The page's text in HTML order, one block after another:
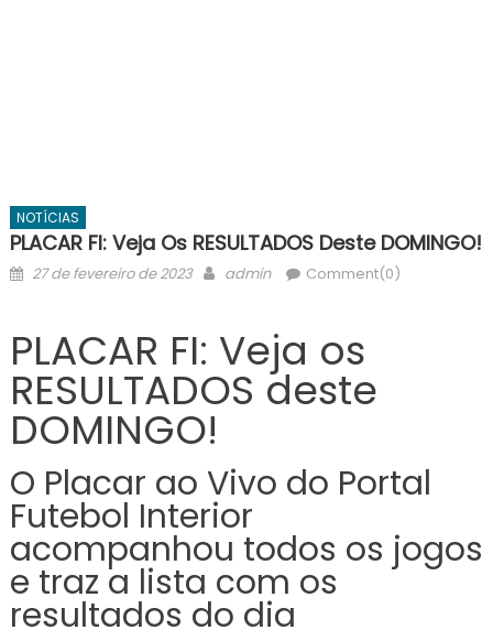
NOTÍCIAS
PLACAR FI: Veja Os RESULTADOS Deste DOMINGO!
Posted
27 de fevereiro de 2023 Author
admin Comment(0)
PLACAR FI: Veja os
RESULTADOS deste
DOMINGO!
O Placar ao Vivo do Portal
Futebol Interior
acompanhou todos os jogos
e traz a lista com os
resultados do dia